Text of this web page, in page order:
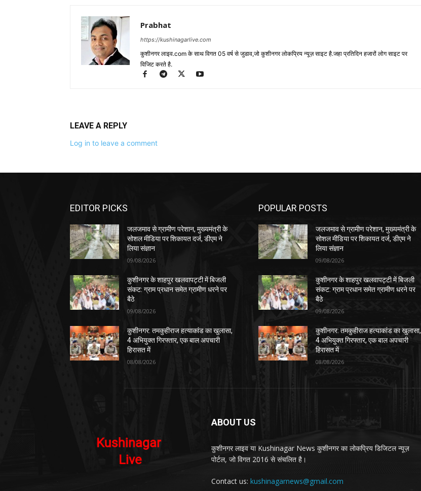
Prabhat
https://kushinagarlive.com
कुशीनगर लाइव.com के साथ विगत 05 वर्ष से जुडाव,जो कुशीनगर लोकप्रिय न्यूज़ साइट है.जहा प्रतिदिन हजारों लोग साइट पर
विजिट करते है.
LEAVE A REPLY
Log in to leave a comment
EDITOR PICKS
जलजमाव से ग्रामीण परेशान, मुख्यमंत्री के
सोशल मीडिया पर शिकायत दर्ज, डीएम ने
लिया संज्ञान
09/08/2026
कुशीनगर के शाहपुर खलवापट्टी में बिजली
संकट: ग्राम प्रधान समेत ग्रामीण धरने पर
बैठे
09/08/2026
कुशीनगर: तमकुहीराज हत्याकांड का खुलासा,
4 अभियुक्त गिरफ्तार, एक बाल अपचारी
हिरासत में
08/08/2026
POPULAR POSTS
जलजमाव से ग्रामीण परेशान, मुख्यमंत्री के
सोशल मीडिया पर शिकायत दर्ज, डीएम ने
लिया संज्ञान
09/08/2026
कुशीनगर के शाहपुर खलवापट्टी में बिजली
संकट: ग्राम प्रधान समेत ग्रामीण धरने पर
बैठे
09/08/2026
कुशीनगर: तमकुहीराज हत्याकांड का खुलासा,
4 अभियुक्त गिरफ्तार, एक बाल अपचारी
हिरासत में
08/08/2026
ABOUT US
कुशीनगर लाइव या Kushinagar News कुशीनगर का लोकप्रिय डिजिटल न्यूज़
पोर्टल, जो विगत 2016 से संचलित है।
Contact us: kushinagarnews@gmail.com